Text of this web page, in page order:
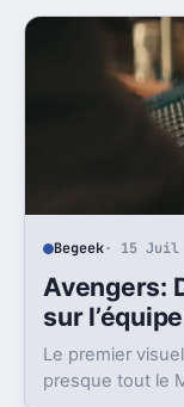
Begeek· 15 Juil
Avengers:
sur
Le premier
presque tout le